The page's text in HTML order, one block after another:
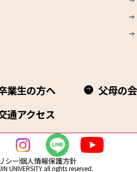
業生の方へ 父母の会
通アクセス
シー個人情報保護方針
UNIVERSITY all rights reserved.